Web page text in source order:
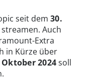
seit dem 30.
Auch
Extra
in Kürze über
Oktober 2024soll